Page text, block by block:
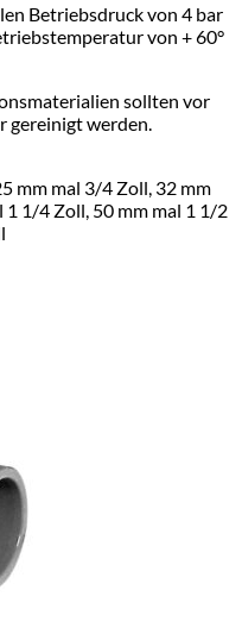
Betriebsdruck von 4 bar
von + 60°
sollten vor
gereinigt werden.
mm mal 3/4 Zoll, 32 mm
1 1/4 Zoll, 50 mm mal 1 1/2